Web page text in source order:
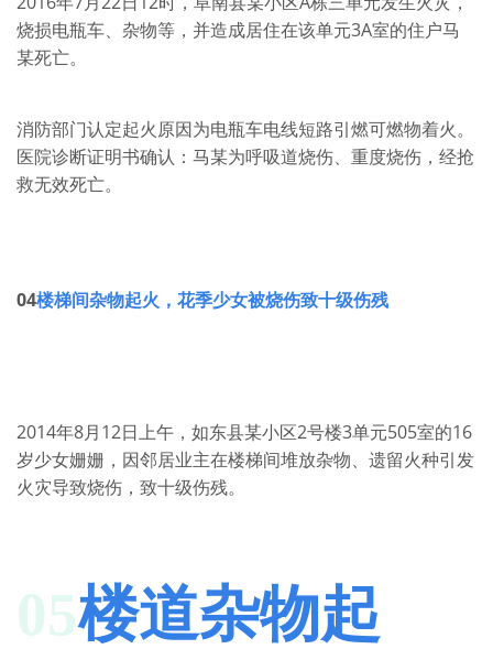
烧损电瓶车、杂物等，并造成居住在该单元3A室的住户马
某死亡。
消防部门认定起火原因为电瓶车电线短路引燃可燃物着火。
医院诊断证明书确认：马某为呼吸道烧伤、重度烧伤，经抢
救无效死亡。
04楼梯间杂物起火， 花季少女被烧伤致十级伤残
2014年8月12日上午，如东县某小区2号楼3单元505室的16
岁少女姗姗，因邻居业主在楼梯间堆放杂物、遗留火种引发
火灾导致烧伤，致十级伤残。
05楼道杂物起